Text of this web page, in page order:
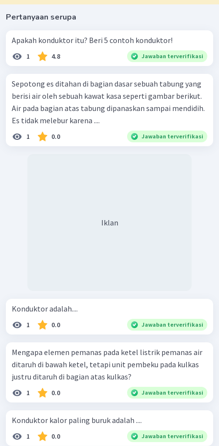
Pertanyaan serupa
Apakah konduktor itu? Beri 5 contoh konduktor!
1 4.8 Jawaban terverifikasi
Sepotong es ditahan di bagian dasar sebuah tabung yang
berisi air oleh sebuah kawat kasa seperti gambar berikut.
Air pada bagian atas tabung dipanaskan sampai mendidih.
Es tidak melebur karena ....
1 0.0 Jawaban terverifikasi
Iklan
Konduktor adalah....
1 0.0 Jawaban terverifikasi
Mengapa elemen pemanas pada ketel listrik pemanas air
ditaruh di bawah ketel, tetapi unit pembeku pada kulkas
justru ditaruh di bagian atas kulkas?
1 0.0 Jawaban terverifikasi
Konduktor kalor paling buruk adalah ....
1 0.0 Jawaban terverifikasi